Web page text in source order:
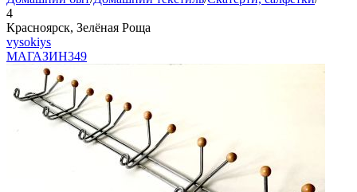
4
Красноярск, Зелёная Роща
vysokiys
МАГАЗИН349